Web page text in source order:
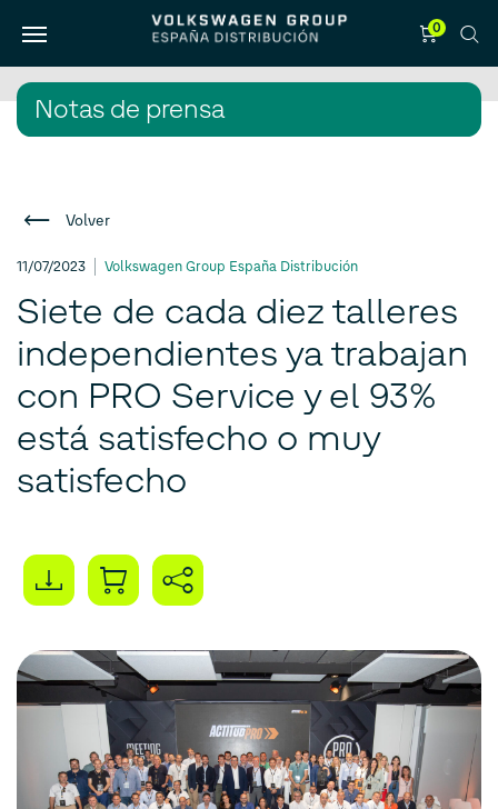
0
Notas de prensa
Volver
11/07/2023 Volkswagen Group España Distribución
Siete de cada diez talleres
independientes ya trabajan
con PRO Service y el 93%
está satisfecho o muy
satisfecho